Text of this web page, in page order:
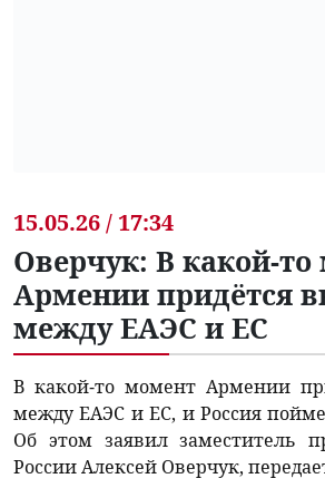
15.05.26 / 17:34
Оверчук: В какой-
Армении придётся
между ЕАЭС и ЕС
В какой-то момент Армении
между ЕАЭС и ЕС, и Россия
Об этом заявил заместитель
России Алексей Оверчук,